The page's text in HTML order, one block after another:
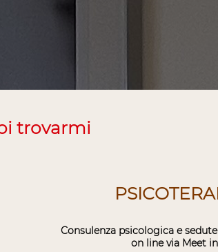
trovarmi
Consulenza psicologica e
on line via Meet